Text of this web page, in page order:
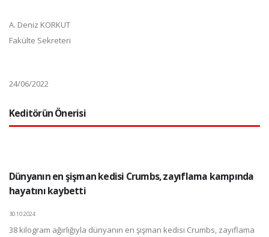
A. Deniz KORKUT
Fakülte Sekreteri
24/06/2022
Keditörün Önerisi
Dünyanın en şişman kedisi Crumbs, zayıflama kampında
hayatını kaybetti
30.10.2024
38 kilogram ağırlığıyla dünyanın en şişman kedisi Crumbs, zayıflama